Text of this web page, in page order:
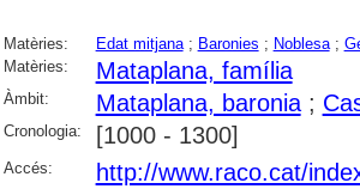
Matèries: Edat mitjana; Baronies ; Noblesa;
Matèries:
Mataplana, família
Àmbit: Mataplana, baronia;
Cronologia: [1000 - 1300]
Accés: http://www.raco.cat/